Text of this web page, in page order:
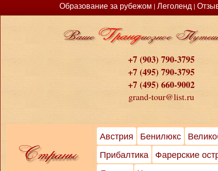
Образование за рубежом | Леголенд |
+7 (903) 790-3795
+7 (495) 790-3795
+7 (495) 660-9002
grand-tour@list.ru
Австрия Бенилюкс
Прибалтика
Фарерские